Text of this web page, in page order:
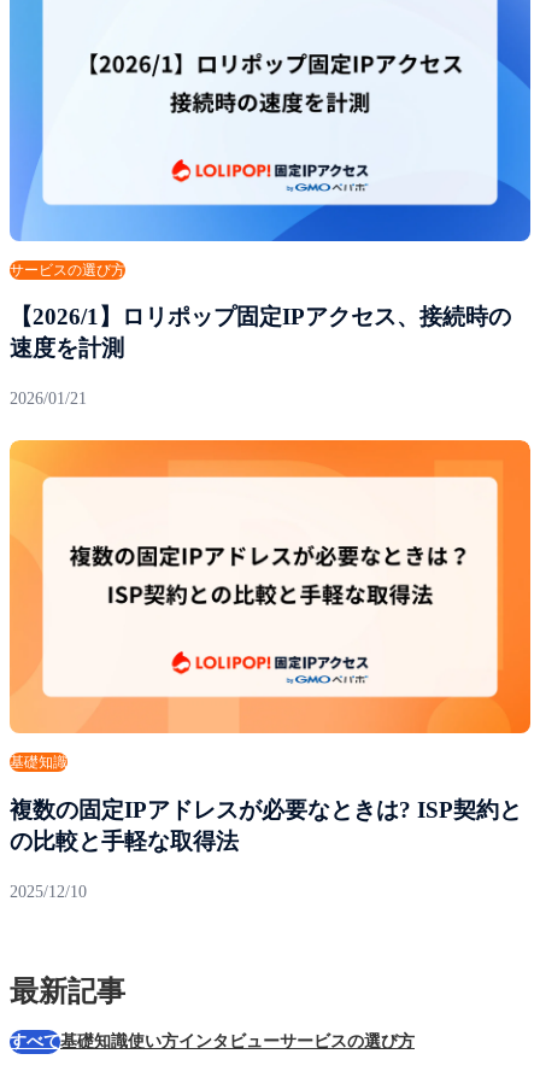
サービスの選び方
【2026/1】ロリポップ固定IPアクセス、接続時の
速度を計測
2026/01/21
基礎知識
複数の固定IPアドレスが必要なときは? ISP契約と
の比較と手軽な取得法
2025/12/10
最新記事
すべて基礎知識使い方インタビューサービスの選び方